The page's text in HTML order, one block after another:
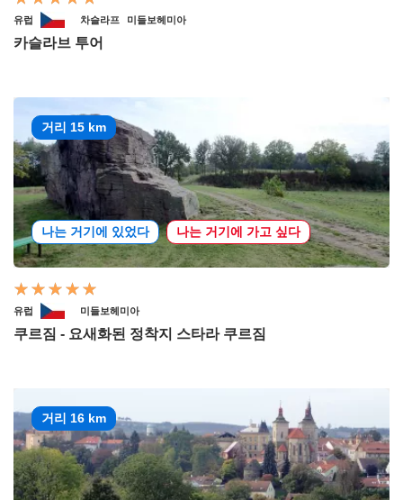
유럽 차슬라프 미들보헤미아
카슬라브 투어
거리 15 km
나는 거기에 있었다 나는 거기에 가고 싶다
유럽 미들보헤미아
쿠르짐 - 요새화된 정착지 스타라 쿠르짐
거리 16 km